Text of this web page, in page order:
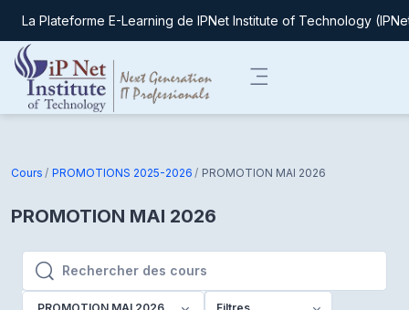
Passer au contenu principal
La Plateforme E-Learning de IPNet Institute of Technology
Cours PROMOTIONS 2025-2026 PROMOTION MAI 2026
PROMOTION MAI 2026
Rechercher des cours
Rechercher des cours